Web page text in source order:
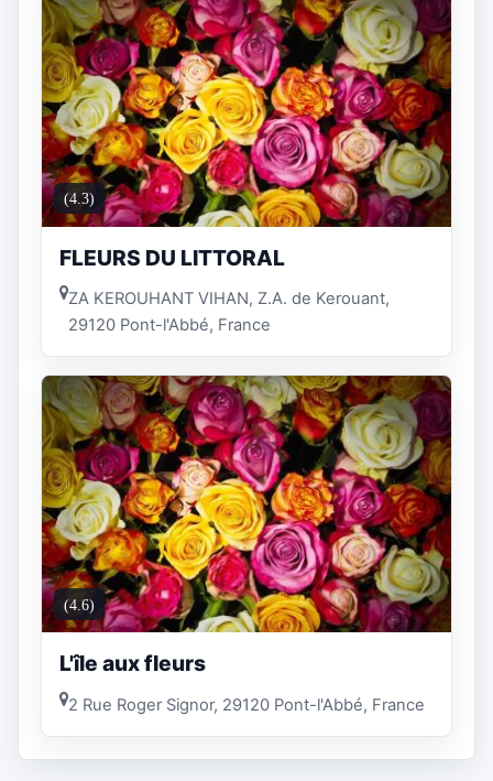
(4.3)
FLEURS DU LITTORAL
ZA KEROUHANT VIHAN, Z.A. de Kerouant,
29120 Pont-l'Abbé, France
(4.6)
L'île aux fleurs
2 Rue Roger Signor, 29120 Pont-l'Abbé, France